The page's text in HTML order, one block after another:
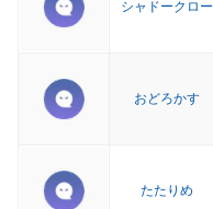
シャドークロー
おどろかす
たたりめ